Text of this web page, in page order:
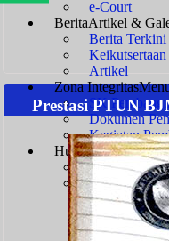
e-Court
BeritaArtikel &
Berita Terkini
Artikel
Zona Integritas
SK
Dokumen
Kegiatan
Hubungi Kami
Alamat
Dewan
Prestasi PTUN